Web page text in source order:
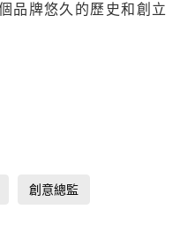
品牌悠久的歷史和創立
創意總監